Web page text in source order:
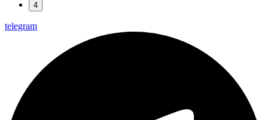
4
telegram